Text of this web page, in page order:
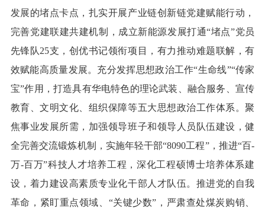
发展的堵点卡点，扎实开展产业链创新链党建赋能行动，
完善党建联建共建机制，成立新能源发展打通“堵点”党员
先锋队25支，创优书记领衔项目，有力推动难题联解，有
效赋能高质量发展。充分发挥思想政治工作“生命线”“传家
宝”作用，打造具有华电特色的理论武装、融合服务、宣传
教育、文明文化、组织保障等五大思想政治工作体系。聚
焦事业发展所需，加强领导班子和领导人员队伍建设，健
全完善交流锻炼机制，实施年轻干部“8090工程”，推进“百-
万-百万”科技人才培养工程，深化工程硕博士培养体系建
设，着力建设高素质专业化干部人才队伍。推进党的自我
革命，紧盯重点领域、“关键少数”，严肃查处煤炭购销、